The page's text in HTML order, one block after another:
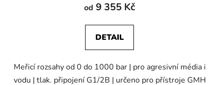
od 9 355 Kč
DETAIL
Meřicí rozsahy od 0 do 1000 bar | pro agresivní média i
vodu | tlak. připojení G1/2B | určeno pro přístroje GMH